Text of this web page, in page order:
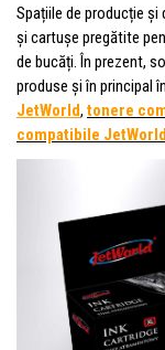
Spațiile de producție și
și cartușe pregătite
de bucăți. În prezent,
produse și în principal
JetWorld, tonere
compatibile JetWorld